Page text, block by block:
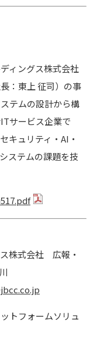
ィングス株式会社
：東上 征司）の事
テムの設計から構
サービス企業で
キュリティ・AI・
ステムの課題を技
株式会社 広報・
トフォームソリュ